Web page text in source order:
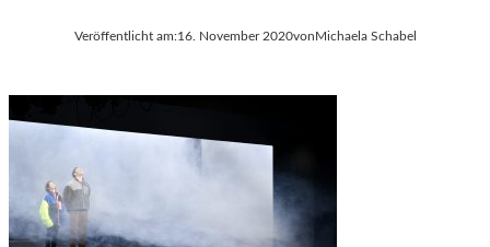
Veröffentlicht am:16. November 2020vonMichaela Schabel